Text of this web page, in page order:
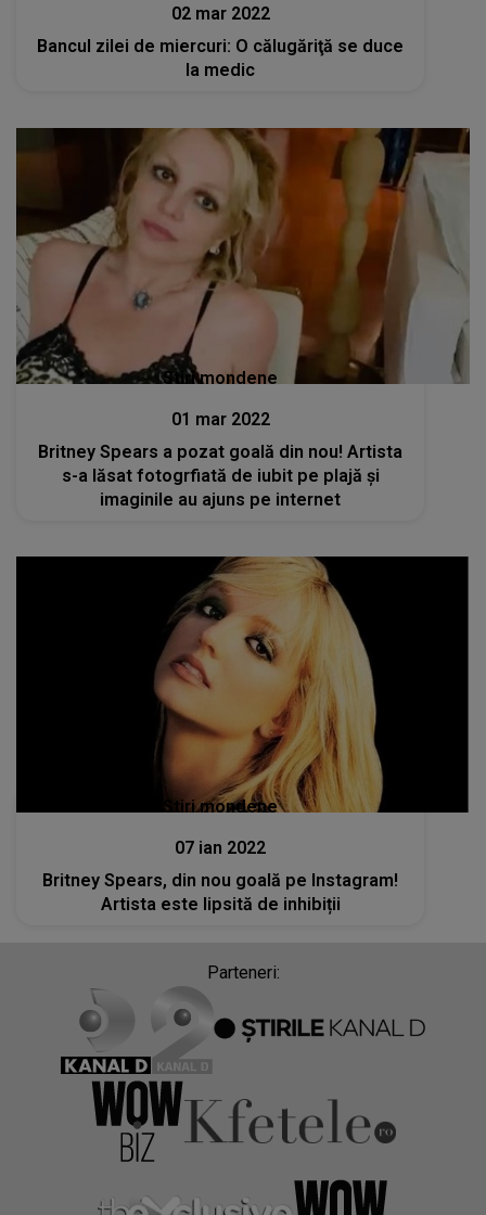
02 mar 2022
Bancul zilei de miercuri: O călugăriţă se duce
la medic
Stiri mondene
01 mar 2022
Britney Spears a pozat goală din nou! Artista
s-a lăsat fotogrfiată de iubit pe plajă și
imaginile au ajuns pe internet
Stiri mondene
07 ian 2022
Britney Spears, din nou goală pe Instagram!
Artista este lipsită de inhibiții
Parteneri: